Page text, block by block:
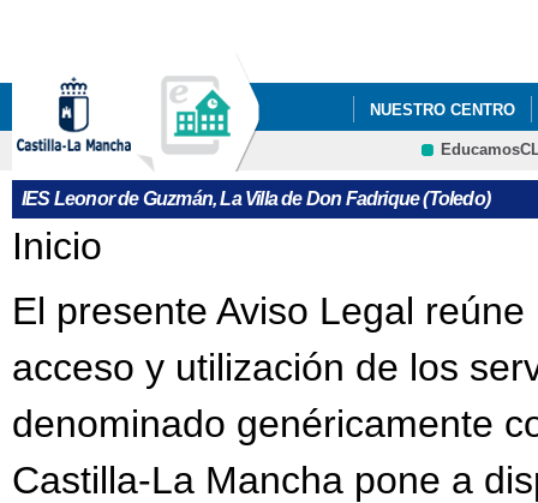
NUESTRO CENTRO
"AULAS DE LA
ACCESO
ADMISIÓN
ADMISIÓN CICLOS
ADMISIÓN CICLOS
ADMISIÓN CICLOS
IES Leonor de Guzmán, La Villa de Don Fadrique (Toledo)
Se encuentra usted aquí
Inicio
El presente Aviso Legal
acceso y utilización de los
denominado genéricamente
Castilla-La Mancha pone a